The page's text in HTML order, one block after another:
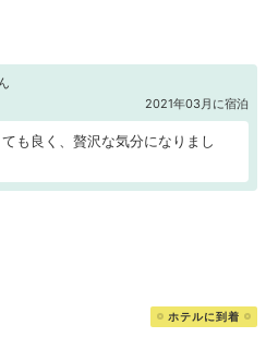
2021年03月に宿泊
も良く、贅沢な気分になりまし
ホテルに到着